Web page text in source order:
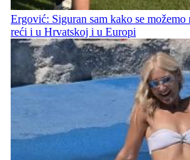
Ergović: Siguran sam kako se
reći i u Hrvatskoj i u Europi